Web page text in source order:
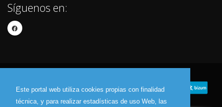
Este portal web utiliza cookies propias con finalidad
técnica, y para realizar estadísticas de uso Web, las
Síguenos en: